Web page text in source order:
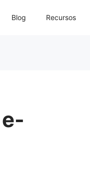
Blog Recursos